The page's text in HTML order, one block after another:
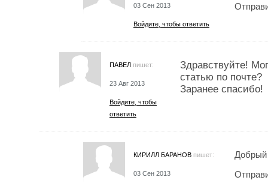
03 Сен 2013
Войдите, чтобы ответить
ПАВЕЛ пишет:
23 Авг 2013
Войдите, чтобы
ответить
Здравствуйте!
статью по почте?
Заранее спасибо!
КИРИЛЛ БАРАНОВ пишет:
03 Сен 2013
Добрый